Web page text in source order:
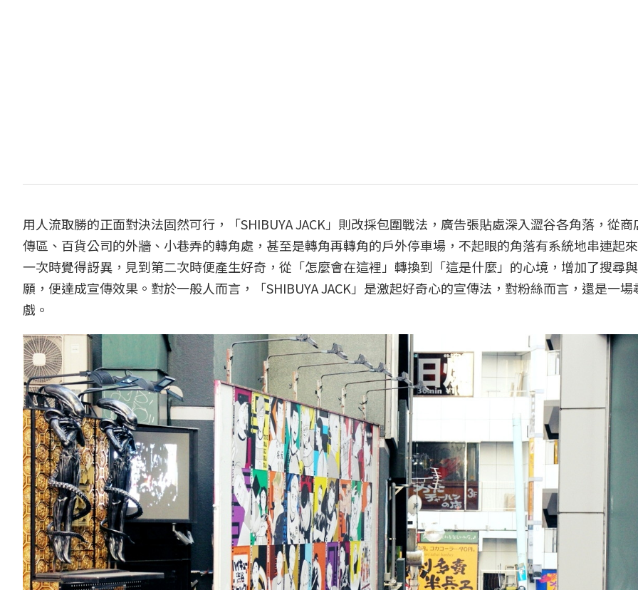
用人流取勝的正面對決法固然可行，「SHIBUYA JACK」則改採包圍戰法，廣告張貼處深入澀谷各角落，從商
傳區、百貨公司的外牆、小巷弄的轉角處，甚至是轉角再轉角的戶外停車場，不起眼的角落有系統地串連起
一次時覺得訝異，見到第二次時便產生好奇，從「怎麼會在這裡」轉換到「這是什麼」的心境，增加了搜尋
願，便達成宣傳效果。對於一般人而言，「SHIBUYA JACK」是激起好奇心的宣傳法，對粉絲而言，還是一場
戲。